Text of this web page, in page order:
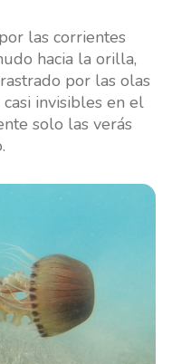
las corrientes
hacia la orilla,
por las olas
invisibles en el
solo las verás